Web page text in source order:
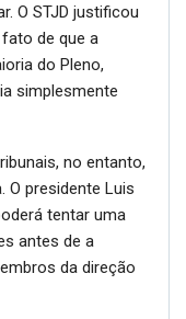
O STJD justificou
de que a
do Pleno,
simplesmente
no entanto,
O presidente Luis
tentar uma
antes de a
da direção